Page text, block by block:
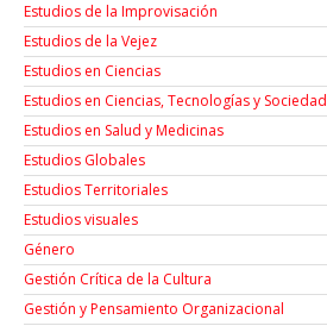
Estudios de la Improvisación
Estudios de la Vejez
Estudios en Ciencias
Estudios en Ciencias, Tecnologías y Sociedad
Estudios en Salud y Medicinas
Estudios Globales
Estudios Territoriales
Estudios visuales
Género
Gestión Crítica de la Cultura
Gestión y Pensamiento Organizacional